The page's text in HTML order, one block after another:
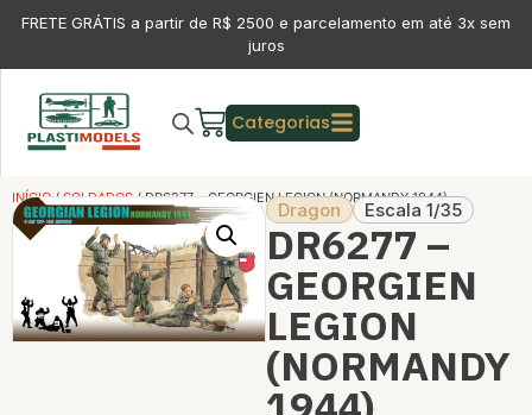
FRETE GRÁTIS a partir de R$ 2500 e parcelamento em até 3x sem
juros
Categorias
INÍCIO/SOLDADOS/ DR6277 – GEORGIEN LEGION (NORMANDY 1944)
Dragon Escala 1/35
DR6277 –
GEORGIEN
LEGION
(NORMANDY